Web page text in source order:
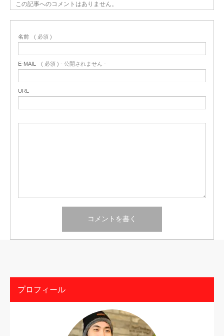
この記事へのコメントはありません。
名前 ( 必須 )
E-MAIL ( 必須 ) - 公開されません -
URL
プロフィール